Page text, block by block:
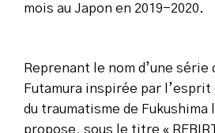
mois au Japon en 2019-2020.
Reprenant le nom d’une série
Futamura inspirée par
du traumatisme de Fukushima
propose, sous le titre «